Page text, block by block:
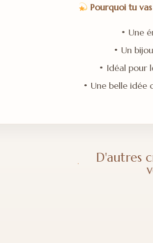
Pourquoi tu
• Une
• Un
• Idéal pour
• Une belle idée
D'autres